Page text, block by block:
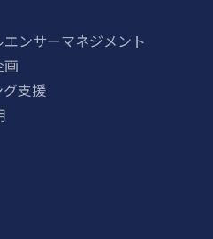
ンサーマネジメント
支援